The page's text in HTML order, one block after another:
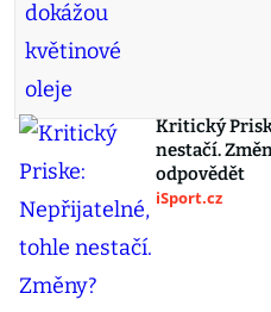
Kritický
nestačí.
odpovědět
iSport.cz